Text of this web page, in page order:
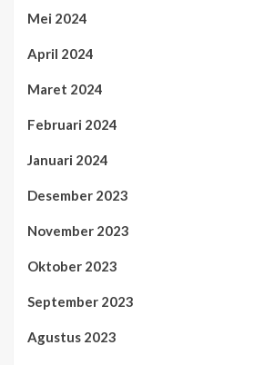
Mei 2024
April 2024
Maret 2024
Februari 2024
Januari 2024
Desember 2023
November 2023
Oktober 2023
September 2023
Agustus 2023